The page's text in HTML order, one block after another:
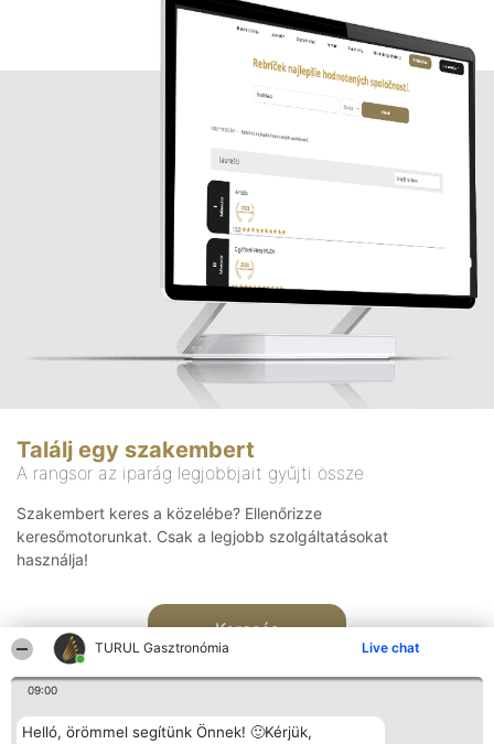
TURUL Gasztronómia Live chat
09:00
Helló, örömmel segítünk Önnek! 🙂Kérjük,
Találj egy szakembert
A rangsor az iparág legjobbjait gyűjti össze
Szakembert keres a közelébe? Ellenőrizze
keresőmotorunkat. Csak a legjobb szolgáltatásokat
használja!
Keresés